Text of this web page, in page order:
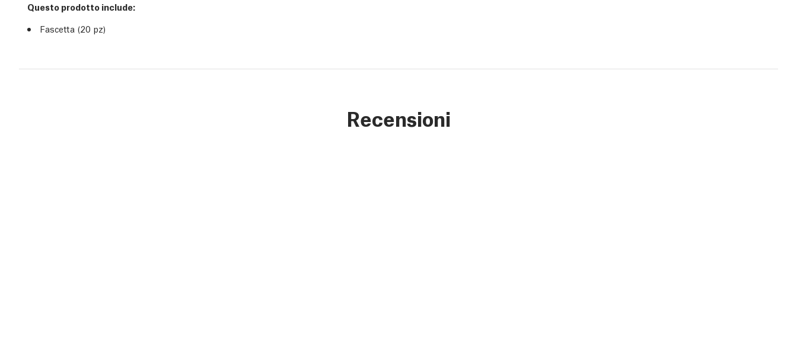
Questo prodotto include:
Fascetta (20 pz)
Recensioni